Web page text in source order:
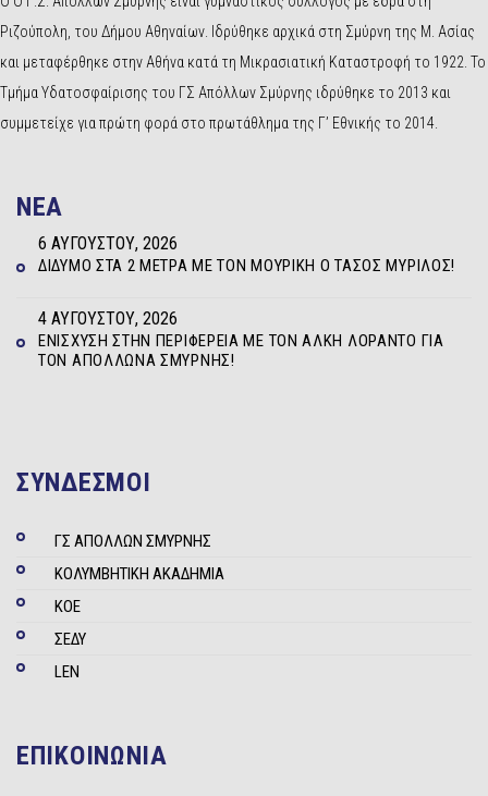
Ριζούπολη, του Δήμου Αθηναίων. Ιδρύθηκε αρχικά στη Σμύρνη της Μ. Ασίας
και μεταφέρθηκε στην Αθήνα κατά τη Μικρασιατική Καταστροφή το 1922. Το
Τμήμα Υδατοσφαίρισης του ΓΣ Απόλλων Σμύρνης ιδρύθηκε το 2013 και
συμμετείχε για πρώτη φορά στο πρωτάθλημα της Γ’ Εθνικής το 2014.
NEA
ΔΊΔΥΜΟ ΣΤΑ 2 ΜΈΤΡΑ ΜΕ ΤΟΝ ΜΟΥΡΊΚΗ Ο ΤΆΣΟΣ ΜΥΡΊΛΟΣ!
6 ΑΥΓΟΎΣΤΟΥ, 2026
ΕΝΊΣΧΥΣΗ ΣΤΗΝ ΠΕΡΙΦΈΡΕΙΑ ΜΕ ΤΟΝ ΆΛΚΗ ΛΟΡΆΝΤΟ ΓΙΑ
ΤΟΝ ΑΠΌΛΛΩΝΑ ΣΜΎΡΝΗΣ!
4 ΑΥΓΟΎΣΤΟΥ, 2026
ΣΥΝΔΕΣΜΟΙ
ΓΣ ΑΠΟΛΛΩΝ ΣΜΥΡΝΗΣ
ΚΟΛΥΜΒΗΤΙΚΗ ΑΚΑΔΗΜΙΑ
ΚΟΕ
ΣΕΔΥ
LEN
ΕΠΙΚΟΙΝΩΝΙΑ